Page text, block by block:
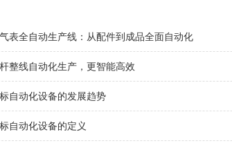
表全自动生产线：从配件到成品全面自动化
整线自动化生产，更智能高效
自动化设备的发展趋势
自动化设备的定义